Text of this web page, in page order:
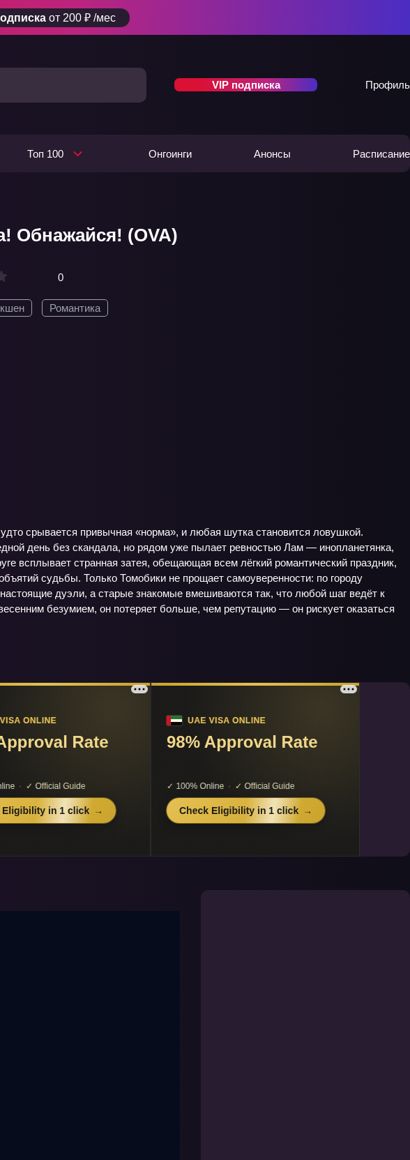
от 200 ₽ /мес
VIP подписка Профиль
Топ 100 Онгоинги Анонсы Расписание
Обнажайся! (OVA)
0
Романтика
срывается привычная «норма», и любая шутка становится ловушкой.
день без скандала, но рядом уже пылает ревностью Лам — инопланетянка,
всплывает странная затея, обещающая всем лёгкий романтический праздник,
судьбы. Только Томобики не прощает самоуверенности: по городу
дуэли, а старые знакомые вмешиваются так, что любой шаг ведёт к
безумием, он потеряет больше, чем репутацию — он рискует оказаться